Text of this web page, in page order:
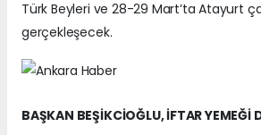
Türk Beyleri ve 28-29 Mart’ta Atayurt
gerçekleşecek.
BAŞKAN BEŞİKCİOĞLU, İFTAR YEMEĞİ